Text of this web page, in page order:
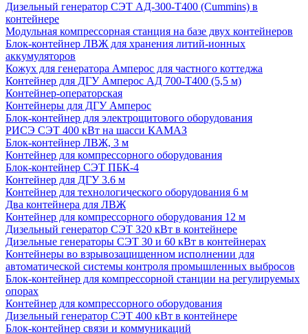
Дизельный генератор СЭТ АД-300-Т400 (Cummins) в
контейнере
Модульная компрессорная станция на базе двух контейнеров
Блок-контейнер ЛВЖ для хранения литий-ионных
аккумуляторов
Кожух для генератора Амперос для частного коттеджа
Контейнер для ДГУ Амперос АД 700-Т400 (5,5 м)
Контейнер-операторская
Контейнеры для ДГУ Амперос
Блок-контейнер для электрощитового оборудования
РИСЭ СЭТ 400 кВт на шасси КАМАЗ
Блок-контейнер ЛВЖ, 3 м
Контейнер для компрессорного оборудования
Блок-контейнер СЭТ ПБК-4
Контейнер для ДГУ 3.6 м
Контейнер для технологического оборудования 6 м
Два контейнера для ЛВЖ
Контейнер для компрессорного оборудования 12 м
Дизельный генератор СЭТ 320 кВт в контейнере
Дизельные генераторы СЭТ 30 и 60 кВт в контейнерах
Контейнеры во взрывозащищенном исполнении для
автоматической системы контроля промышленных выбросов
Блок-контейнер для компрессорной станции на регулируемых
опорах
Контейнер для компрессорного оборудования
Дизельный генератор СЭТ 400 кВт в контейнере
Блок-контейнер связи и коммуникаций